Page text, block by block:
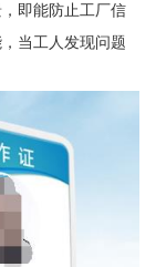
即能防止工厂信
当工人发现问题